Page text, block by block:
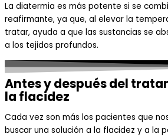
La diatermia es más potente si se
reafirmante, ya que, al elevar la
tratar, ayuda a que las sustancias se
a los tejidos profundos.
Antes y después del
la flacidez
Cada vez son más los pacientes que
buscar una solución a la flacidez y a la